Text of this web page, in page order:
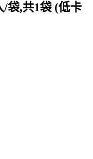
/袋,共1袋 (低卡